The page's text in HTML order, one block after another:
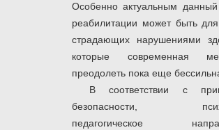
Особенно актуальным данный
реабилитации может быть для
страдающих нарушениями
которые современная
преодолеть пока еще
В соответствии с
безопасности,
педагогическое